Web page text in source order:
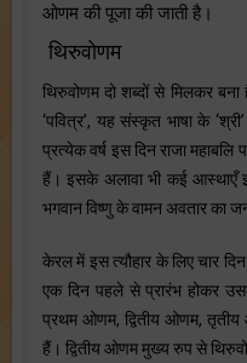
ओणम की पूजा की जाती है।
थिरुवोणम
थिरुवोणम दो शब्दों से मिलकर
‘पवित्र’, यह संस्कृत भाषा के
प्रत्येक वर्ष इस दिन राजा
हैं। इसके अलावा भी कई आस्थाएँ
भगवान विष्णु के वामन अवतार का
केरल में इस त्यौहार के लिए चार
एक दिन पहले से प्रारंभ होकर
प्रथम ओणम, द्वितीय ओणम,
हैं। द्वितीय ओणम मुख्य रुप से